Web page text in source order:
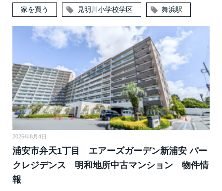
家を買う 見明川小学校学区 舞浜駅
2026年8月4日
浦安市弁天1丁目 エアーズガーデン新浦安 パー
クレジデンス 明和地所中古マンション 物件情
報